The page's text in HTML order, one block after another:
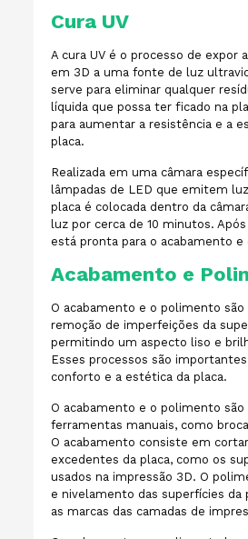
Cura UV
A cura UV é o processo de expor
em 3D a uma fonte de luz
serve para eliminar qualquer
líquida que possa ter ficado na
para aumentar a resistência e a
placa.
Realizada em uma câmara
lâmpadas de LED que emitem
placa é colocada dentro da
luz por cerca de 10 minutos. Após
está pronta para o acabamento
Acabamento e
O acabamento e o polimento são
remoção de imperfeições da
permitindo um aspecto liso e
Esses processos são
conforto e a estética da placa.
O acabamento e o polimento
ferramentas manuais, como
O acabamento consiste em
excedentes da placa, como os
usados na impressão 3D. O
e nivelamento das superfícies da
as marcas das camadas de